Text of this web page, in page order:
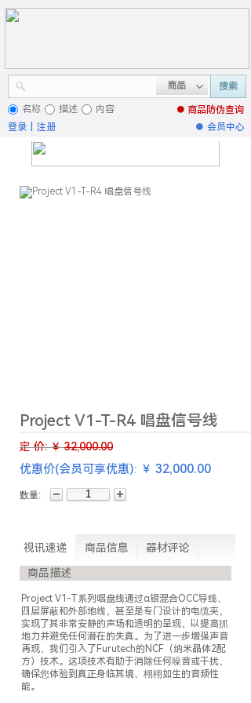
商品 搜索
名称 描述
内容
● 会员中心
登录 注册
● 商品防伪查询
Project V1-T-R4 唱盘信号线
定 价: ￥32,000.00
优惠价(会员可享优惠): ￥ 32,000.00
数量:
视讯速递 商品信息
器材评论
商品描述
Project V1-T系列唱盘线通过α银混合OCC导线、
四层屏蔽和外部地线，甚至是专门设计的电缆夹，
实现了其非常安静的声场和透明的呈现，以提高抓
地力并避免任何潜在的失真。为了进一步增强声音
再现，我们引入了Furutech的NCF（纳米晶体2配
方）技术。这项技术有助于消除任何噪音或干扰，
确保您体验到真正身临其境、栩栩如生的音频性
能。